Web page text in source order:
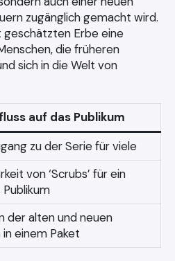
zugänglich gemacht wird.
geschätzten Erbe eine
die früheren
sich in die Welt von
auf das Publikum
zu der Serie für viele
von ‘Scrubs’ für ein
der alten und neuen
einem Paket